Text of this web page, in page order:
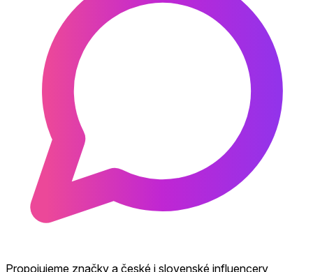
Propojujeme značky a české i slovenské influencery